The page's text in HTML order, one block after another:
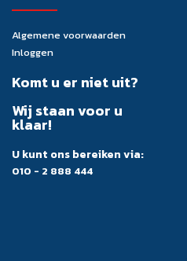
Algemene voorwaarden
Inloggen
Komt u er niet uit?
Wij staan voor u
klaar!
U kunt ons bereiken via:
010 - 2 888 444